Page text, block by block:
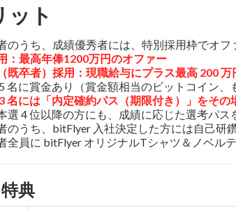
ット
のうち、成績優秀者には、特別採用枠でオフ
：最高年俸1200万円のオファー
既卒者）採用：現職給与にプラス最高 200 万
名に賞金あり（賞金額相当のビットコイン、
名には「内定確約パス（期限付き）」をその
選 4 位以降の方にも、成績に応じた選考パス
のうち、bitFlyer 入社決定した方には自己研
全員に bitFlyer オリジナルTシャツ＆ノベル
典